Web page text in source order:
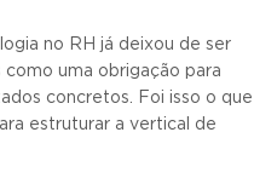
no RH já deixou de ser
uma obrigação para
concretos. Foi isso o que
estruturar a vertical de